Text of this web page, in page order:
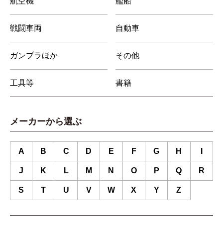
戦闘車両 自動車
ガンプラほか その他
工具等 書籍
メーカーから選ぶ
A B C D E F G H
J K L M N O P Q R
S T U V W X Y Z